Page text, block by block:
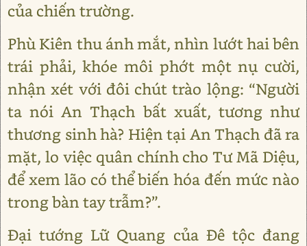
của chiến trường.
Phù Kiên thu ánh mắt, nhìn lướt hai bên
trái phải, khóe môi phớt một nụ cười,
nhận xét với đôi chút trào lộng: “Người
ta nói An Thạch bất xuất, tương như
thương sinh hà? Hiện tại An Thạch đã ra
mặt, lo việc quân chính cho Tư Mã Diệu,
để xem lão có thể biến hóa đến mức nào
trong bàn tay trẫm?”.
Đại tướng Lữ Quang của Đê tộc đang